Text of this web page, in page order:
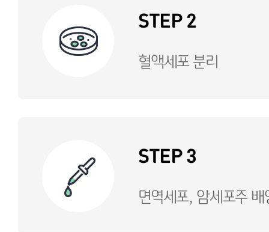
STEP 2
혈액세포 분리
STEP 3
면역세포, 암세포주 배